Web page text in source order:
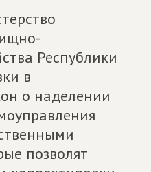
Республики
в
о наделении
позволят